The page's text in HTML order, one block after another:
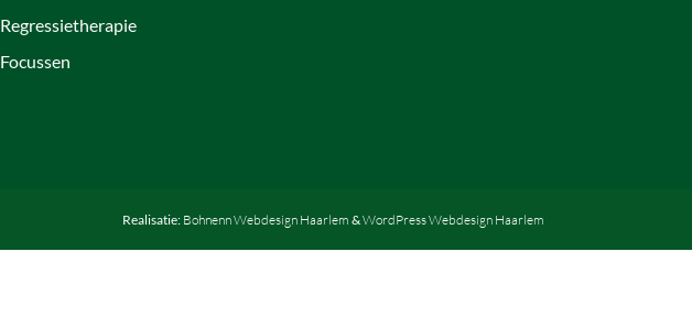
Regressietherapie
Focussen
Realisatie: Bohnenn Webdesign Haarlem &WordPress Webdesign Haarlem